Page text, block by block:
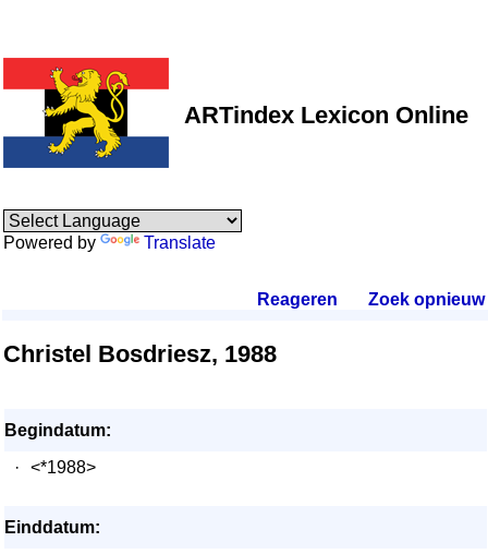
ARTindex Lexicon Online
Powered by Translate
Reageren Zoek opnieuw.
Christel Bosdriesz, 1988
Begindatum:
·
<*1988>
Einddatum: